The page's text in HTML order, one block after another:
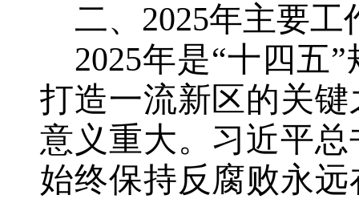
二、2025年主要工
2025年是“十四五
打造一流新区的关
意义重大。习近平
始终保持反腐败永